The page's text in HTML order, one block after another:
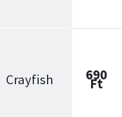
Crayfish 690
Ft